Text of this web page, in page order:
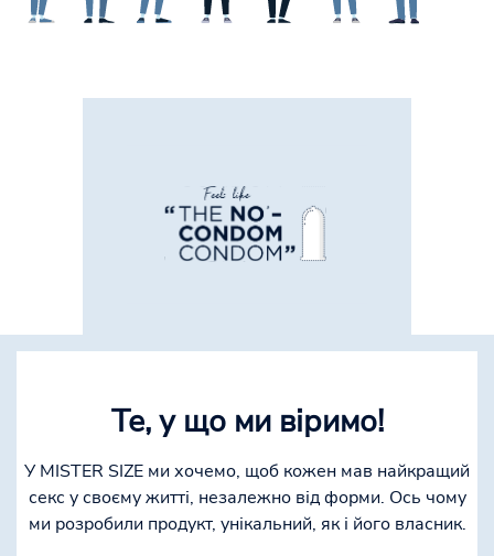
Те, у що ми віримо!
У MISTER SIZE ми хочемо, щоб кожен мав найкращий
секс у своєму житті, незалежно від форми. Ось чому
ми розробили продукт, унікальний, як і його власник.